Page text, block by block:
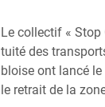
Le col­lec­tif « Stop
tui­té des
bloise ont lan­cé
le retrait de la